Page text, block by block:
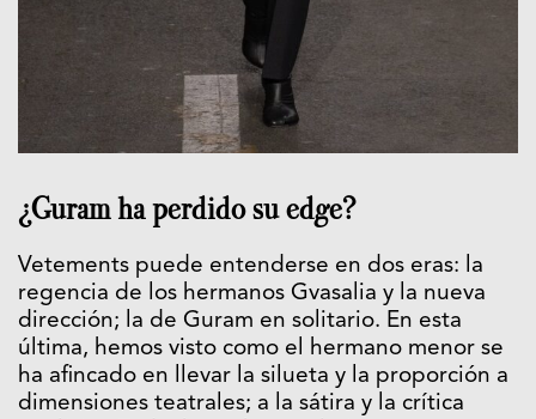
¿Guram ha perdido su edge?
Vetements puede entenderse en dos eras: la
regencia de los hermanos Gvasalia y la nueva
dirección; la de Guram en solitario. En esta
última, hemos visto como el hermano menor se
ha afincado en llevar la silueta y la proporción a
dimensiones teatrales; a la sátira y la crítica